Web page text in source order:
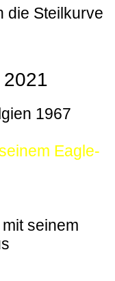
die Steilkurve
1967
Eagle-
seinem